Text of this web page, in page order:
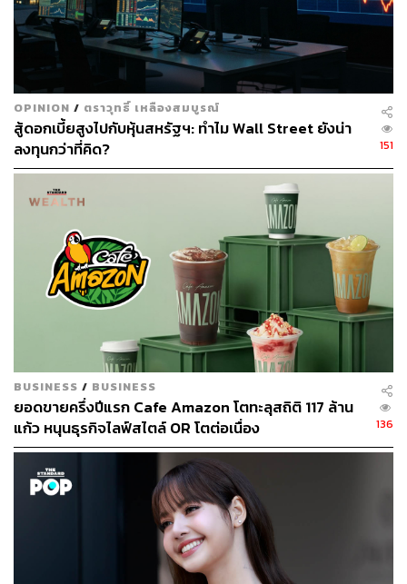
8.5% ใน 4Q64 ทั้งๆ ที่ปริมาณการขายเพิ่มขึ้น 10%QoQ หลัง
จากหยุดซ่อมบำรุงใน 4Q64 อย่างไรก็ดี กำไรจากธุรกิจนี้น่า
จะเพิ่มขึ้น 23%QoQ
แนวโน้มธุรกิจในปี 2565:
SCBS ปรับประมาณการกำไรสุทธิปี 2565 เพิ่มขึ้น 29% สู่
949 ล้านบาท (เติบโตขึ้นจากกำไรสุทธิ 330 ล้านบาทในปี
2564) เพื่อสะท้อนกำไรสต๊อกที่คาดว่าจะเกิดขึ้นใน 1Q65
เนื่องจากราคาน้ำมันปาล์มดิบ (CPO) และไบโอดีเซลปรับขึ้น
ในอัตราที่เร็วกว่าคาด และเชื่อว่าความต้องการ B100
ภายในประเทศจะค่อยๆ ปรับตัวดีขึ้นอย่างต่อเนื่องในปี 2565
เนื่องจากความต้องการใช้น้ำมันดีเซลฟื้นตัว
แต่คาดว่ารัฐบาลจะยังคงส่วนผสมภาคบังคับของไบโอดีเซล
ในน้ำมันดีเซลไว้ที่ 5% ในช่วงที่เหลือของปีนี้ ซึ่งจะทำให้การ
แข่งขันในกลุ่มผู้ผลิตภายในประเทศยังคงอยู่ในระดับสูง
เนื่องจากมีกำลังการผลิตส่วนเกิน ในขณะเดียวกันความ
ต้องการ FA จะยังคงแข็งแกร่ง เนื่องจากกำลังการผลิตใหม่มี
จำกัดและมีความต้องการผลิตภัณฑ์ดูแลบ้านและผลิตภัณฑ์
ดูแลส่วนบุคคลจำนวนมาก
ด้านราคาหุ้น GGC ที่ปรับตัวเพิ่มขึ้น 8% ในช่วง 1 เดือนที่ผ่าน
มา ในขณะที่ SET ลดลง 0.4% สะท้อนถึงมุมมองเชิงบวก
อย่างต่อเนื่องต่อราคาไบโอดีเซลที่พุ่งขึ้นตั้งแต่กลางปี 2564 สู่
ระดับที่สูงกว่าจุดสูงสุดใน 1Q64 แล้ว SCBS มองว่าราคาหุ้น
OPINION / ตราวุทธิ์ เหลืองสมบูรณ์
สู้ดอกเบี้ยสูงไปกับหุ้นสหรัฐฯ: ทำไม Wall Street ยังน่า
ลงทุนกว่าที่คิด?
151
BUSINESS / BUSINESS
ยอดขายครึ่งปีแรก Cafe Amazon โตทะลุสถิติ 117 ล้าน
แก้ว หนุนธุรกิจไลฟ์สไตล์ OR โตต่อเนื่อง
136